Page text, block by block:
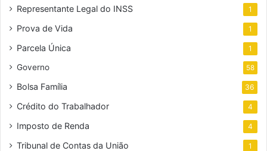
Representante Legal do INSS 1
Prova de Vida 1
Parcela Única 1
Governo 58
Bolsa Família 36
Crédito do Trabalhador 4
Imposto de Renda 4
Tribunal de Contas da União 1